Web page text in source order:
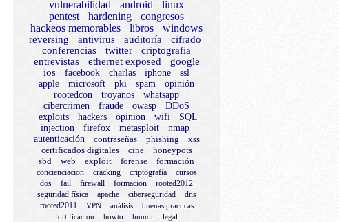
vulnerabilidad
android
linux
pentest
hardening
congresos
hackeos memorables
libros windows
reversing antivirus auditoría
cifrado
conferencias
twitter
criptografia
entrevistas
ethernet exposed
google
ios
facebook charlas iphone
ssl
apple
microsoft pki spam
opinión
rootedcon
troyanos
whatsapp
cibercrimen
fraude owasp
DDoS
exploits
hackers opinion wifi
SQL
injection
firefox metasploit
nmap
autenticación
contraseñas phishing
xss
certificados digitales
cine
honeypots
sbd
web exploit forense formación
concienciacion cracking criptografía
cursos
dos
fail firewall formacion
rooted2012
seguridad física
apache ciberseguridad
dns
rooted2011
VPN análisis
buenas practicas
fortificación
howto humor
legal